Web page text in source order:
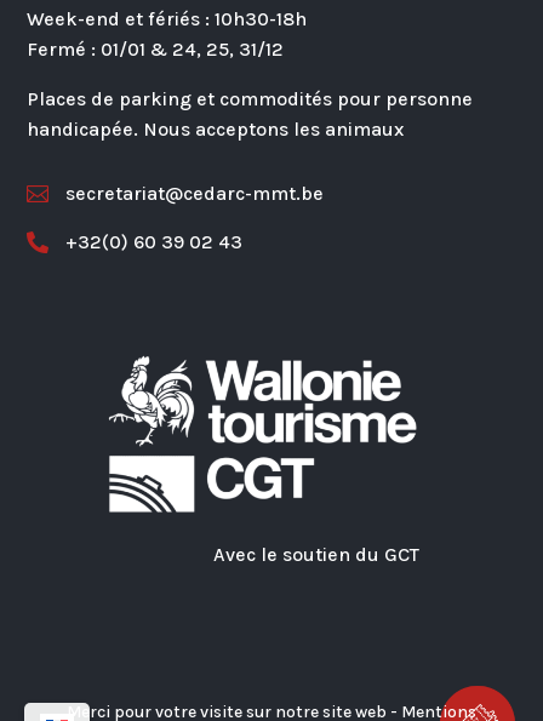
Week-end et fériés : 10h30-18h
Fermé : 01/01 & 24, 25, 31/12
Places de parking et commodités pour personne
handicapée. Nous acceptons les animaux
 secretariat@cedarc-mmt.be
 +32(0) 60 39 02 43
Avec le soutien du GCT
Merci pour votre visite sur notre site web - Mentions